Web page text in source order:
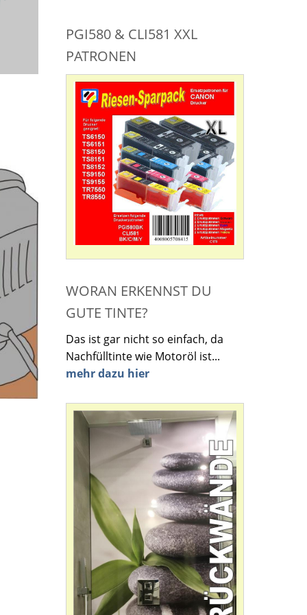
PGI580 & CLI581 XXL
PATRONEN
WORAN ERKENNST DU
GUTE TINTE?
Das ist gar nicht so einfach, da
Nachfülltinte wie Motoröl ist...
mehr dazu hier